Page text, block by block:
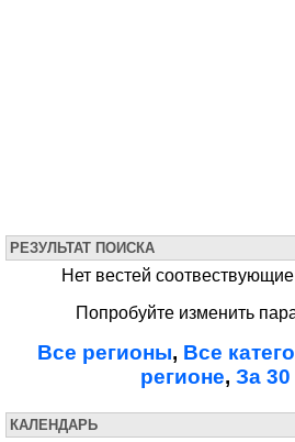
РЕЗУЛЬТАТ ПОИСКА
Нет вестей
Попробуйте изменить
Все регионы, Все
регионе, За
КАЛЕНДАРЬ